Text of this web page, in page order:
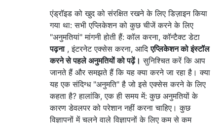
एंड्रॉइड को खुद को संरक्षित रखने के लिए डिज़ाइन किया
गया था: सभी एप्लिकेशन को कुछ चीजें करने के लिए
"अनुमतियां" मांगनी होती हैं: कॉल करना, कॉन्टैक्ट डेटा
पढ़ना, इंटरनेट एक्सेस करना, आदिएप्लिकेशन को इंस्टॉल
करने से पहले अनुमतियों को पढ़ें। सुनिश्चित करें कि आप
जानते हैं और समझते हैं कि यह क्या करने जा रहा है। क्या
यह एक संदिग्ध "अनुमति" है जो इसे एक्सेस करने के लिए
कहता है? हालांकि, एक ही समय में: कुछ अनुमतियों के
कारण डेवलपर को परेशान नहीं करना चाहिए। कुछ
विज्ञापनों में चलने वाले विज्ञापनों के लिए कम से कम